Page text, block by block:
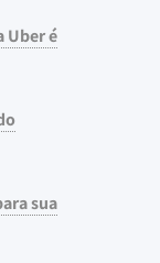
Uber é
sua